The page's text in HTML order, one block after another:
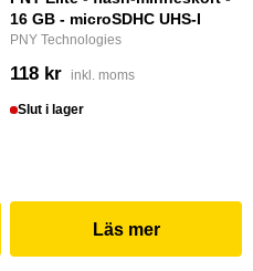
16 GB - microSDHC UHS-I
PNY Technologies
118 kr inkl. moms
Slut i lager
Läs mer